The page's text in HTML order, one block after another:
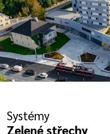
Systémy
Zelené střechy